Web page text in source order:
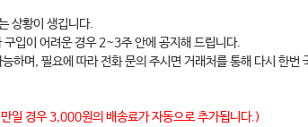
상황이 생깁니다.
입이 어려운 경우 2~3주 안에 공지해 드립니다.
하며, 필요에 따라 전화 문의 주시면 거래처를 통해 다시 한번
일 경우 3,000원의 배송료가 자동으로 추가됩니다.)